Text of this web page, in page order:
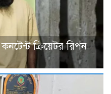
কনটেন্ট ক্রিয়েটর রিপন